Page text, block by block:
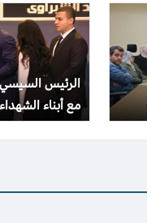
الرئيس السيسي
مع أبناء الشهداء